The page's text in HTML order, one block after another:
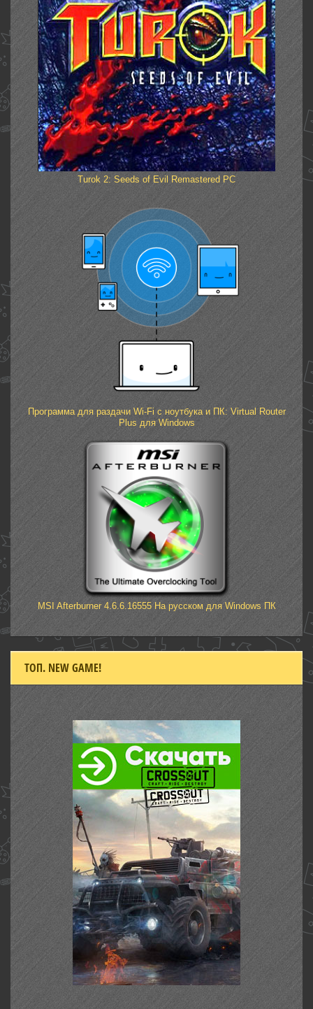
Turok 2: Seeds of Evil Remastered PC
Программа для раздачи Wi-Fi с ноутбука и ПК: Virtual Router
Plus для Windows
MSI Afterburner 4.6.6.16555 На русском для Windows ПК
ТОП. NEW GAME!